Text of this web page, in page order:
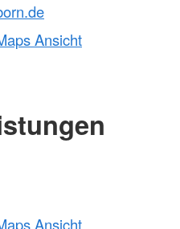
Ansicht
Ansicht